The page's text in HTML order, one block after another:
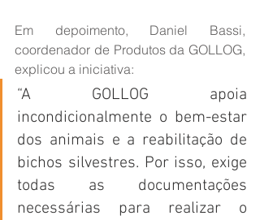
Em depoimento, Daniel Bassi,
coordenador de Produtos da GOLLOG,
explicou a iniciativa:
“A GOLLOG apoia
incondicionalmente o bem-estar
dos animais e a reabilitação de
bichos silvestres. Por isso, exige
todas as documentações
necessárias para realizar o